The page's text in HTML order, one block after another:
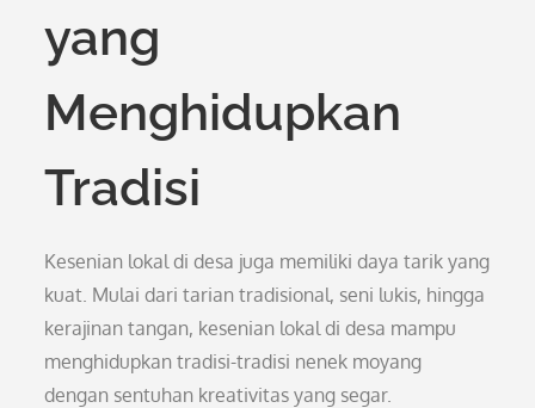
yang
Menghidupkan
Tradisi
Kesenian lokal di desa juga memiliki daya tarik yang
kuat. Mulai dari tarian tradisional, seni lukis, hingga
kerajinan tangan, kesenian lokal di desa mampu
menghidupkan tradisi-tradisi nenek moyang
dengan sentuhan kreativitas yang segar.